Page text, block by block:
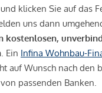
klicken Sie auf das
uns dann
kostenlosen,
. Ein Infina Wohnbau-
auf Wunsch nach den
passenden Banken.